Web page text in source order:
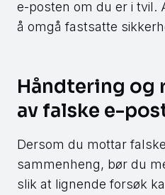
e-posten om du er i tvil.
å omgå fastsatte
Håndtering og
av falske e-
Dersom du mottar
sammenheng, bør du
slik at lignende forsøk